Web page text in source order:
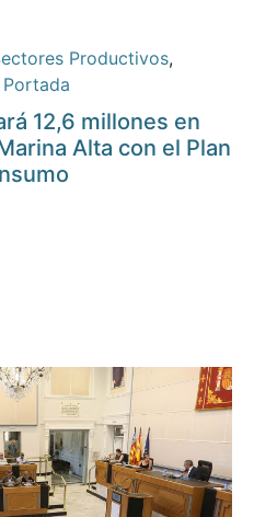
Productivos,
Portada
12,6 millones en
Alta con el Plan